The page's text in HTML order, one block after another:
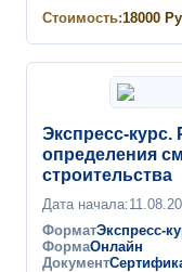
Стоимость:18000
Экспресс-
определения
строительства
Дата начала:
ФорматЭкспресс-
ФормаОнлайн
Документ